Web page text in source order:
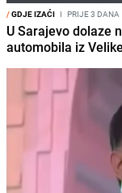
/GDJE IZAĆI I PRIJE 3 DANA
U Sarajevo dolaze
automobila iz